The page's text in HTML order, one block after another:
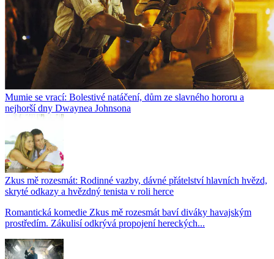
Mumie se vrací: Bolestivé natáčení, dům ze slavného hororu a
nejhorší dny Dwaynea Johnsona
Zkus mě rozesmát: Rodinné vazby, dávné přátelství hlavních hvězd,
skryté odkazy a hvězdný tenista v roli herce
Romantická komedie Zkus mě rozesmát baví diváky havajským
prostředím. Zákulisí odkrývá propojení hereckých...